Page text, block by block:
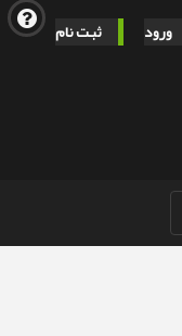
ورود ثبت نام